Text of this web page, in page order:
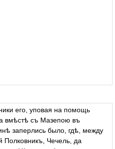
его, уповая на помощь
вмѣстѣ съ Мазепою въ
заперлись было, гдѣ, между
Полковникъ, Чечель, да